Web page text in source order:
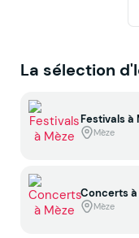
La sélection
Festivals à
Mèze
Concerts à
Mèze